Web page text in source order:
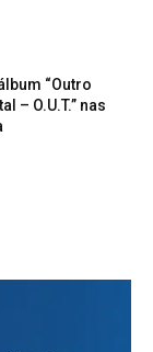
“Outro
– O.U.T.” nas